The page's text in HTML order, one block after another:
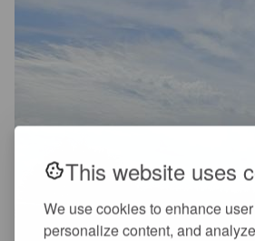
This website uses
We use cookies to enhance
personalize content, and